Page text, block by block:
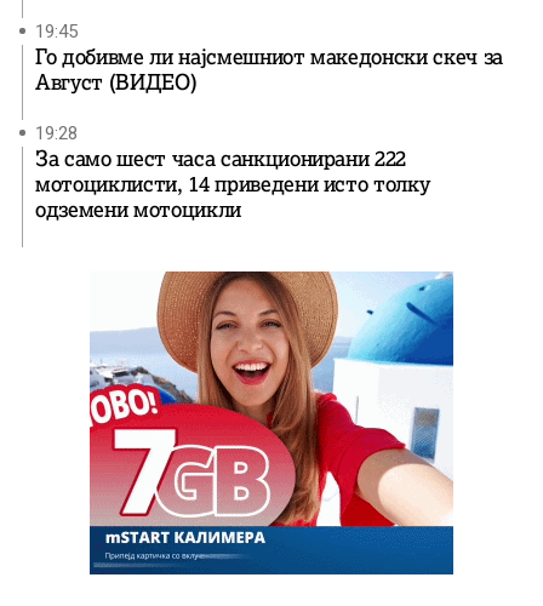
19:45
Го добивме ли најсмешниот македонски скеч за
Август (ВИДЕО)
19:28
За само шест часа санкционирани 222
мотоциклисти, 14 приведени исто толку
одземени мотоцикли